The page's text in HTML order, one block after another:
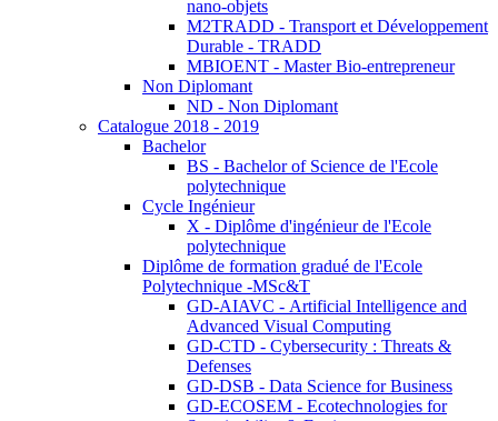
nano-objets
M2TRADD - Transport et Développement
Durable - TRADD
MBIOENT - Master Bio-entrepreneur
Non Diplomant
ND - Non Diplomant
Catalogue 2018 - 2019
Bachelor
BS - Bachelor of Science de l'Ecole
polytechnique
Cycle Ingénieur
X - Diplôme d'ingénieur de l'Ecole
polytechnique
Diplôme de formation gradué de l'Ecole
Polytechnique -MSc&T
GD-AIAVC - Artificial Intelligence and
Advanced Visual Computing
GD-CTD - Cybersecurity : Threats &
Defenses
GD-DSB - Data Science for Business
GD-ECOSEM - Ecotechnologies for